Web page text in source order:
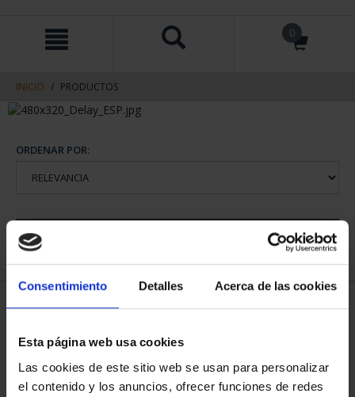
Consentimiento Detalles Acerca de las cookies
Esta página web usa cookies
Las cookies de este sitio web se usan para personalizar
el contenido y los anuncios, ofrecer funciones de redes
contenido
navegacin
0
INICIO PRODUCTOS
ORDENAR POR:
1 Productos encontrados